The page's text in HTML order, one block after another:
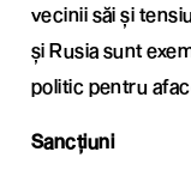
vecinii săi și
și Rusia sunt
politic pentru
Sancțiuni